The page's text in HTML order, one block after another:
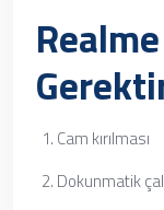
Cam kırılması
Dokunmatik